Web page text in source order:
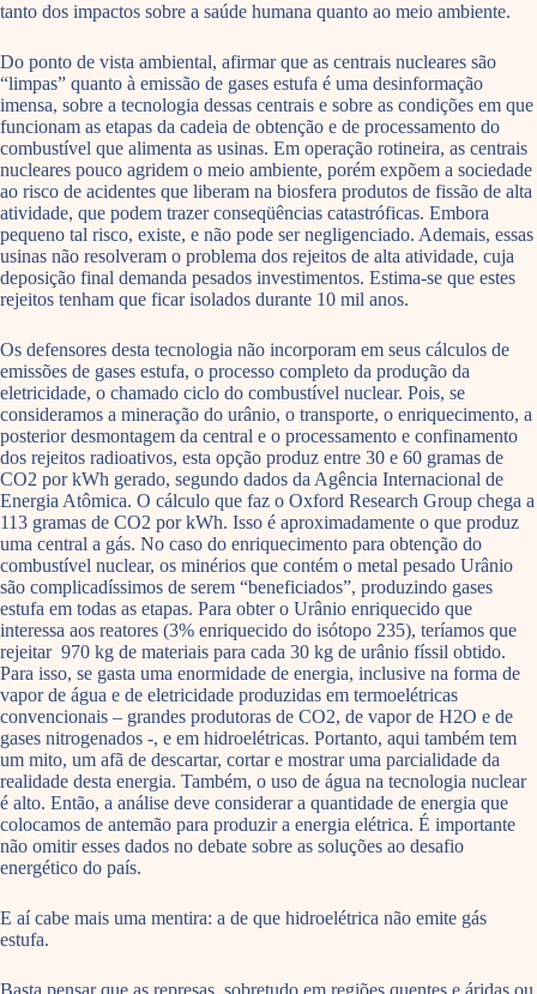
tanto dos impactos sobre a saúde humana quanto ao meio ambiente.
Do ponto de vista ambiental, afirmar que as centrais nucleares são
“limpas” quanto à emissão de gases estufa é uma desinformação
imensa, sobre a tecnologia dessas centrais e sobre as condições em que
funcionam as etapas da cadeia de obtenção e de processamento do
combustível que alimenta as usinas. Em operação rotineira, as centrais
nucleares pouco agridem o meio ambiente, porém expõem a sociedade
ao risco de acidentes que liberam na biosfera produtos de fissão de alta
atividade, que podem trazer conseqüências catastróficas. Embora
pequeno tal risco, existe, e não pode ser negligenciado. Ademais, essas
usinas não resolveram o problema dos rejeitos de alta atividade, cuja
deposição final demanda pesados investimentos. Estima-se que estes
rejeitos tenham que ficar isolados durante 10 mil anos.
Os defensores desta tecnologia não incorporam em seus cálculos de
emissões de gases estufa, o processo completo da produção da
eletricidade, o chamado ciclo do combustível nuclear. Pois, se
consideramos a mineração do urânio, o transporte, o enriquecimento, a
posterior desmontagem da central e o processamento e confinamento
dos rejeitos radioativos, esta opção produz entre 30 e 60 gramas de
CO2 por kWh gerado, segundo dados da Agência Internacional de
Energia Atômica. O cálculo que faz o Oxford Research Group chega a
113 gramas de CO2 por kWh. Isso é aproximadamente o que produz
uma central a gás. No caso do enriquecimento para obtenção do
combustível nuclear, os minérios que contém o metal pesado Urânio
são complicadíssimos de serem “beneficiados”, produzindo gases
estufa em todas as etapas. Para obter o Urânio enriquecido que
interessa aos reatores (3% enriquecido do isótopo 235), teríamos que
rejeitar 970 kg de materiais para cada 30 kg de urânio físsil obtido.
Para isso, se gasta uma enormidade de energia, inclusive na forma de
vapor de água e de eletricidade produzidas em termoelétricas
convencionais – grandes produtoras de CO2, de vapor de H2O e de
gases nitrogenados -, e em hidroelétricas. Portanto, aqui também tem
um mito, um afã de descartar, cortar e mostrar uma parcialidade da
realidade desta energia. Também, o uso de água na tecnologia nuclear
é alto. Então, a análise deve considerar a quantidade de energia que
colocamos de antemão para produzir a energia elétrica. É importante
não omitir esses dados no debate sobre as soluções ao desafio
energético do país.
E aí cabe mais uma mentira: a de que hidroelétrica não emite gás
estufa.
Basta pensar que as represas, sobretudo em regiões quentes e áridas ou